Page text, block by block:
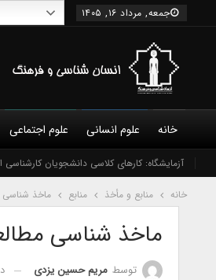
جمعه, مرداد ۱۶, ۱۴۰۵
خانه
درباره ما شورای عالی نویسندگان
علوم انسانی علوم اجتماعی
آزمایشگاه: کارهای کلاسی دانشجویان کارشناسی
خانه منابع و مأخذ منابع ماخذ شناسی
ماخذ شناسی
توسط مریم حسین یزدی